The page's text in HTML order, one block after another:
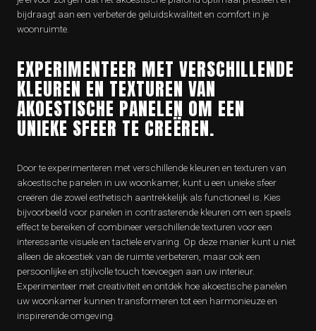
bijdraagt aan een verbeterde geluidskwaliteit en comfort in je
woonruimte.
EXPERIMENTEER MET VERSCHILLENDE
KLEUREN EN TEXTUREN VAN
AKOESTISCHE PANELEN OM EEN
UNIEKE SFEER TE CREËREN.
Door te experimenteren met verschillende kleuren en texturen van
akoestische panelen in uw woonkamer, kunt u een unieke sfeer
creëren die zowel esthetisch aantrekkelijk als functioneel is. Kies
bijvoorbeeld voor panelen in contrasterende kleuren om een speels
effect te bereiken of combineer verschillende texturen voor een
interessante visuele en tactiele ervaring. Op deze manier kunt u niet
alleen de akoestiek van de ruimte verbeteren, maar ook een
persoonlijke en stijlvolle touch toevoegen aan uw interieur.
Experimenteer met creativiteit en ontdek hoe akoestische panelen
uw woonkamer kunnen transformeren tot een harmonieuze en
inspirerende omgeving.